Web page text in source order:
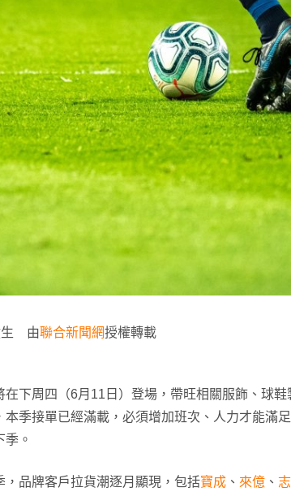
生 由聯合新聞網授權轉載
在下周四（6月11日）登場，帶旺相關服飾、球鞋
季接單已經滿載，必須增加班次、人力才能滿
。
品牌客戶拉貨潮逐月顯現，包括寶成 、 來億 、